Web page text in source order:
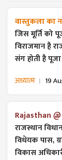
वास्तुकला का
जिस मूर्ति को
विराजमान है
संग होती है पूजा
अध्यात्म 19
Rajasthan
राजस्थान
विधेयक पास,
विकास